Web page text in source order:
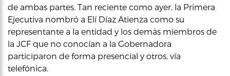
de ambas partes. Tan reciente como ayer, la Primera
Ejecutiva nombró a Elí Díaz Atienza como su
representante a la entidad y los demás miembros de
la JCF que no conocían a la Gobernadora
participaron de forma presencial y otros, vía
telefónica.